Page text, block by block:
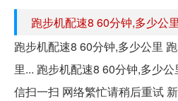
跑步机配速8 60分钟,多少公里
跑步机配速8 60分钟,多少公里
里... 跑步机配速8 60分钟,多少
信扫一扫 网络繁忙请稍后重试